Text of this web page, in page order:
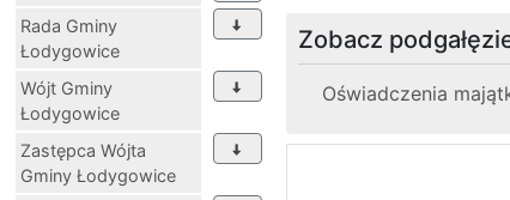
Rada Gminy
Łodygowice
Wójt Gminy
Łodygowice
Zastępca Wójta
Gminy Łodygowice
Zobacz
Oświadczenia